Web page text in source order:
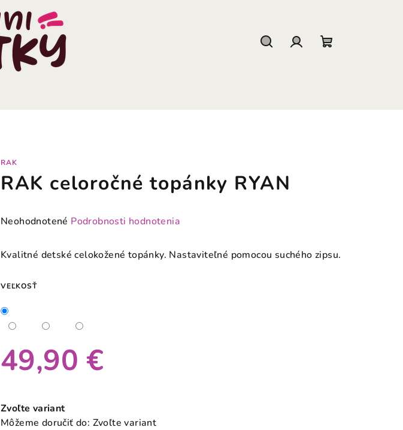
RAK
RAK celoročné topánky RYAN
Priemerné
produktu
z
5
hviezdičiek.
Neohodnotené Podrobnosti hodnotenia
Kvalitné detské celokožené topánky. Nastaviteľné pomocou suchého zipsu.
VEĽKOSŤ
49,90 €
cena:
Zvoľte variant
Môžeme doručiť do: Zvoľte variant